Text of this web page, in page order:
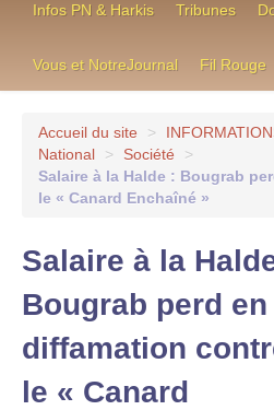
Infos PN & Harkis Tribunes
Vous et NotreJournal Fil Rouge
Accueil du site >
National
> Société
>
Salaire à la Halde : Bougrab
le « Canard Enchaîné »
Salaire à la
Bougrab perd en
diffamation
le « Canard